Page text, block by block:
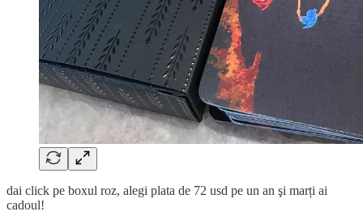
dai click pe boxul roz, alegi plata de 72 usd pe un an şi marți ai
cadoul!